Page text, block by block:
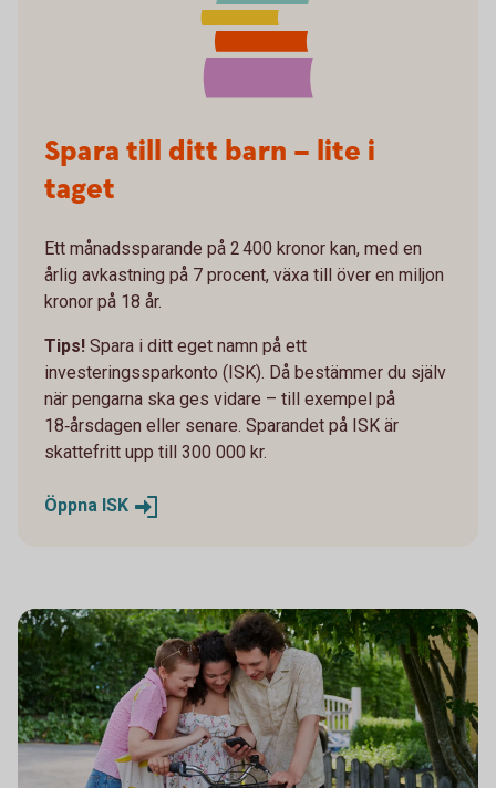
Spara till ditt barn – lite i
taget
Ett månadssparande på 2 400 kronor kan, med en
årlig avkastning på 7 procent, växa till över en miljon
kronor på 18 år.
Tips! Spara i ditt eget namn på ett
investeringssparkonto (ISK). Då bestämmer du själv
när pengarna ska ges vidare – till exempel på
18‑årsdagen eller senare. Sparandet på ISK är
skattefritt upp till 300 000 kr.
Öppna ISK